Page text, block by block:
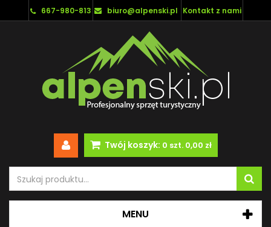
667-980-813 biuro@alpenski.pl Kontakt z nami
Twój koszyk: 0 szt. 0,00 zł
MENU